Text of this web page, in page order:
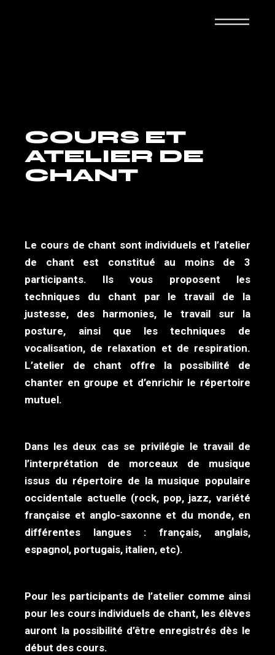
COURS ET
ATELIER DE
CHANT
Le cours de chant sont individuels et l’atelier
de chant est constitué au moins de 3
participants. Ils vous proposent les
techniques du chant par le travail de la
justesse, des harmonies, le travail sur la
posture, ainsi que les techniques de
vocalisation, de relaxation et de respiration.
L’atelier de chant offre la possibilité de
chanter en groupe et d’enrichir le répertoire
mutuel.
Dans les deux cas se privilégie le travail de
l’interprétation de morceaux de musique
issus du répertoire de la musique populaire
occidentale actuelle (rock, pop, jazz, variété
française et anglo-saxonne et du monde, en
différentes langues : français, anglais,
espagnol, portugais, italien, etc).
Pour les participants de l’atelier comme ainsi
pour les cours individuels de chant, les élèves
auront la possibilité d’être enregistrés dès le
début des cours.